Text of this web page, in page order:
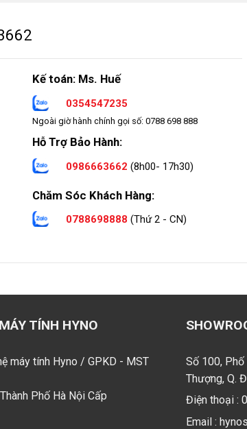
Kế toán: Ms. Huế
0354547235
Ngoài giờ hành chính gọi số: 0788 698 888
Hỗ Trợ Bảo Hành:
0986663662 (8h00- 17h30)
Chăm Sóc Khách Hàng:
0788698888 (Thứ 2 - CN)
TÍNH HYNO
máy tính Hyno / GPKD - MST
Phố Hà Nội Cấp
Số 100, Phố
Thượng, Q.
Điện thoại :
Email :